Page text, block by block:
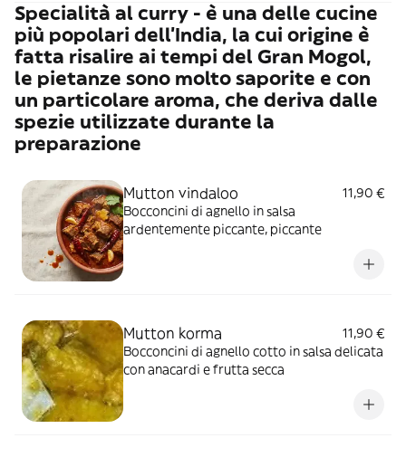
Specialità al curry - è una delle cucine
più popolari dell'India, la cui origine è
fatta risalire ai tempi del Gran Mogol,
le pietanze sono molto saporite e con
un particolare aroma, che deriva dalle
spezie utilizzate durante la
preparazione
Mutton vindaloo
11,90 €
Bocconcini di agnello in salsa
ardentemente piccante, piccante
Mutton korma
11,90 €
Bocconcini di agnello cotto in salsa delicata
con anacardi e frutta secca